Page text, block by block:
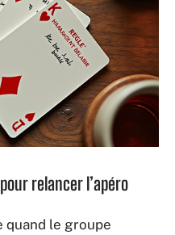
relancer l’apéro
quand le groupe